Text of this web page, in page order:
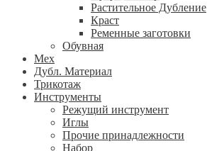
Растительное Дубление
Краст
Ременные заготовки
Обувная
Мех
Дубл. Материал
Трикотаж
Инструменты
Режущий инструмент
Иглы
Прочие принадлежности
Набор